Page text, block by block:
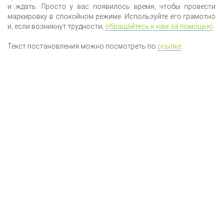
и ждать. Просто у вас появилось время, чтобы провести
маркировку в спокойном режиме. Используйте его грамотно
и, если возникнут трудности, обращайтесь к нам за помощью
Текст постановления можно посмотреть по ссылке